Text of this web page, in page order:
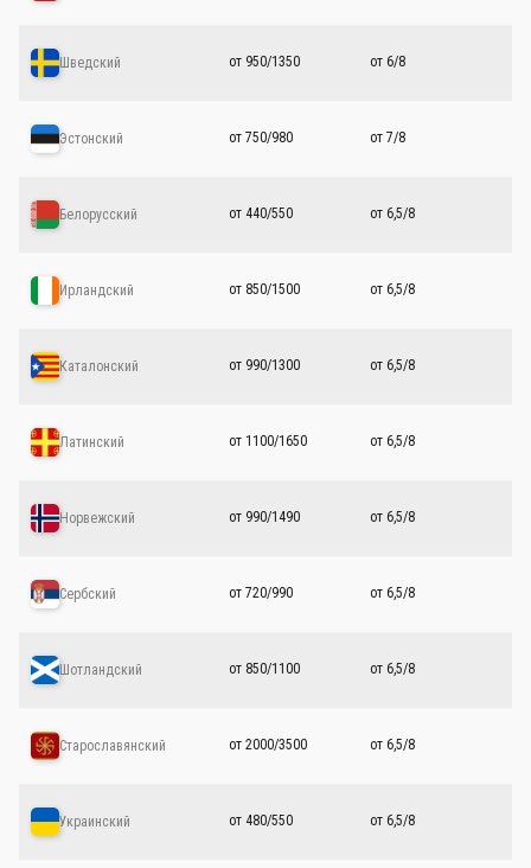
Шведский от 950/1350 от 6/8
Эстонский от 750/980 от 7/8
Белорусский от 440/550 от 6,5/8
Ирландский от 850/1500 от 6,5/8
Каталонский от 990/1300 от 6,5/8
Латинский от 1100/1650 от 6,5/8
Норвежский от 990/1490 от 6,5/8
Сербский от 720/990 от 6,5/8
Шотландский от 850/1100 от 6,5/8
Старославянский от 2000/3500 от 6,5/8
Украинский от 480/550 от 6,5/8